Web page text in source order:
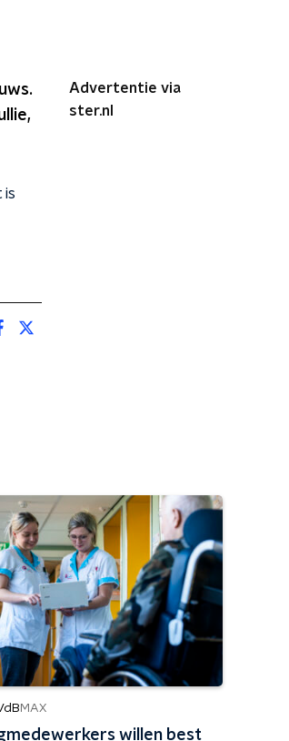
is
Advertentie via
ster.nl
MAX
willen best